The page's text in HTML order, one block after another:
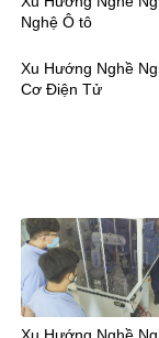
Nghệ Ô tô
Xu Hướng Nghề
Cơ Điện Tử